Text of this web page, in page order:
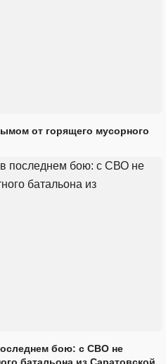
от горящего мусорного
бою: с СВО не
батальона из Саратовской